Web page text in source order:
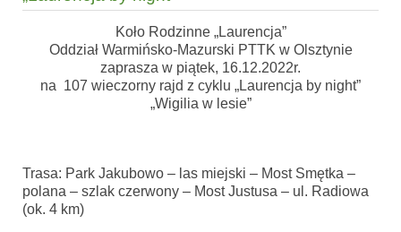
Koło Rodzinne „Laurencja”
Oddział Warmińsko-Mazurski PTTK w Olsztynie
zaprasza w piątek, 16.12.2022r.
na 107 wieczorny rajd z cyklu „Laurencja by night”
„Wigilia w lesie”
Trasa: Park Jakubowo – las miejski – Most Smętka –
polana – szlak czerwony – Most Justusa – ul. Radiowa
(ok. 4 km)